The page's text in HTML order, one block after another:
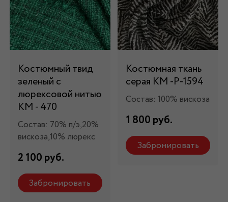
Костюмный твид
зеленый с
люрексовой нитью
КМ - 470
Состав: 70% п/э,20%
вискоза,10% люрекс
2 100 руб.
Забронировать
Костюмная ткань
серая КМ -Р-1594
Состав: 100% вискоза
1 800 руб.
Забронировать